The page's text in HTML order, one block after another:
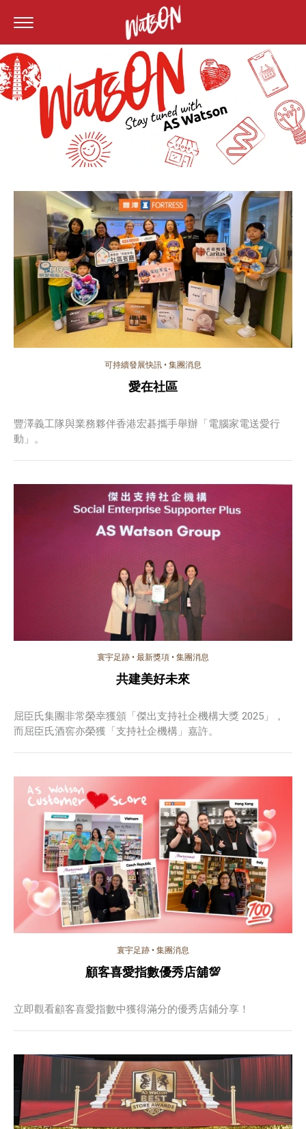
可持續發展快訊 • 集團消息
愛在社區
豐澤義工隊與業務夥伴香港宏碁攜手舉辦「電腦家電送愛行
動」。
寰宇足跡 • 最新獎項 • 集團消息
共建美好未來
屈臣氏集團非常榮幸獲頒「傑出支持社企機構大獎 2025」，
而屈臣氏酒窖亦榮獲「支持社企機構」嘉許。
寰宇足跡 • 集團消息
顧客喜愛指數優秀店舖💯
立即觀看顧客喜愛指數中獲得滿分的優秀店鋪分享！